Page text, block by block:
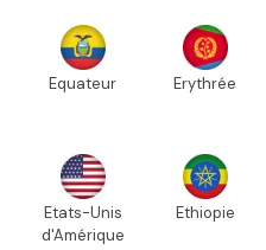
Equateur Erythrée
Etats-Unis
d'Amérique
Ethiopie